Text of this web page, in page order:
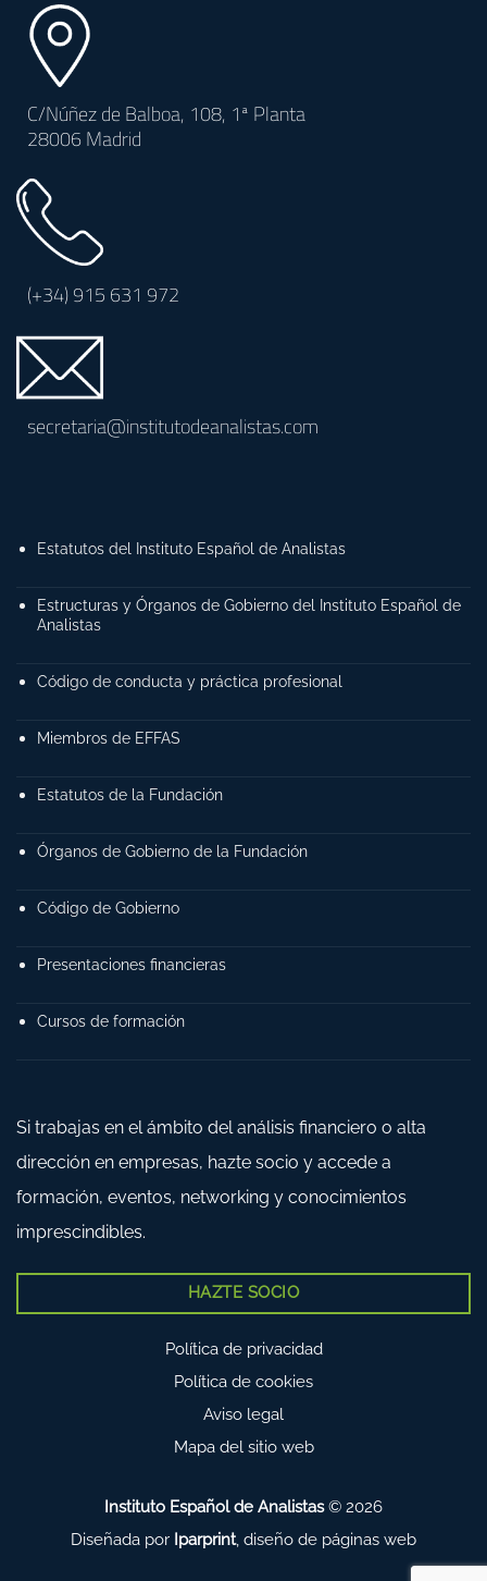
C/Núñez de Balboa, 108, 1ª Planta
28006 Madrid
(+34)915 631 972
secretaria@institutodeanalistas.com
Estatutos del Instituto Español de Analistas
Estructuras y Órganos de Gobierno del Instituto Español de
Analistas
Código de conducta y práctica profesional
Miembros de EFFAS
Estatutos de la Fundación
Órganos de Gobierno de la Fundación
Código de Gobierno
Presentaciones financieras
Cursos de formación
Si trabajas en el ámbito del análisis financiero o alta
dirección en empresas, hazte socio y accede a
formación, eventos, networking y conocimientos
imprescindibles.
HAZTE SOCIO
Política de privacidad
Política de cookies
Aviso legal
Mapa del sitio web
Instituto Español de Analistas© 2026
Diseñada por Iparprint, diseño de páginas web